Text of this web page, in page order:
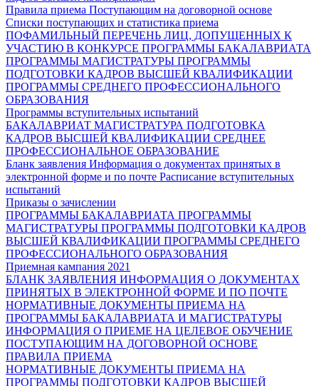
Правила приема Поступающим на договорной основе
Списки поступающих и статистика приема
ПОФАМИЛЬНЫЙ ПЕРЕЧЕНЬ ЛИЦ, ДОПУЩЕННЫХ К
УЧАСТИЮ В КОНКУРСЕ ПРОГРАММЫ БАКАЛАВРИАТА
ПРОГРАММЫ МАГИСТРАТУРЫ ПРОГРАММЫ
ПОДГОТОВКИ КАДРОВ ВЫСШЕЙ КВАЛИФИКАЦИИ
ПРОГРАММЫ СРЕДНЕГО ПРОФЕССИОНАЛЬНОГО
ОБРАЗОВАНИЯ
Программы вступительных испытаний
БАКАЛАВРИАТ МАГИСТРАТУРА ПОДГОТОВКА
КАДРОВ ВЫСШЕЙ КВАЛИФИКАЦИИ СРЕДНЕЕ
ПРОФЕССИОНАЛЬНОЕ ОБРАЗОВАНИЕ
Бланк заявления Информация о документах принятых в
электронной форме и по почте Расписание вступительных
испытаний
Приказы о зачислении
ПРОГРАММЫ БАКАЛАВРИАТА ПРОГРАММЫ
МАГИСТРАТУРЫ ПРОГРАММЫ ПОДГОТОВКИ КАДРОВ
ВЫСШЕЙ КВАЛИФИКАЦИИ ПРОГРАММЫ СРЕДНЕГО
ПРОФЕССИОНАЛЬНОГО ОБРАЗОВАНИЯ
Приемная кампания 2021
БЛАНК ЗАЯВЛЕНИЯ ИНФОРМАЦИЯ О ДОКУМЕНТАХ
ПРИНЯТЫХ В ЭЛЕКТРОННОЙ ФОРМЕ И ПО ПОЧТЕ
НОРМАТИВНЫЕ ДОКУМЕНТЫ ПРИЕМА НА
ПРОГРАММЫ БАКАЛАВРИАТА И МАГИСТРАТУРЫ
ИНФОРМАЦИЯ О ПРИЕМЕ НА ЦЕЛЕВОЕ ОБУЧЕНИЕ
ПОСТУПАЮЩИМ НА ДОГОВОРНОЙ ОСНОВЕ
ПРАВИЛА ПРИЕМА
НОРМАТИВНЫЕ ДОКУМЕНТЫ ПРИЕМА НА
ПРОГРАММЫ ПОДГОТОВКИ КАДРОВ ВЫСШЕЙ